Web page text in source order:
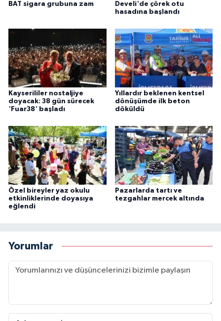
BAT sigara grubuna zam
Develi'de çörek otu
hasadına başlandı
Kayserililer nostaljiye
doyacak: 38 gün sürecek
'Fuar38' başladı
Yıllardır beklenen kentsel
dönüşümde ilk beton
döküldü
Özel bireyler yaz okulu
etkinliklerinde doyasıya
eğlendi
Pazarlarda tartı ve
tezgahlar mercek altında
Yorumlar